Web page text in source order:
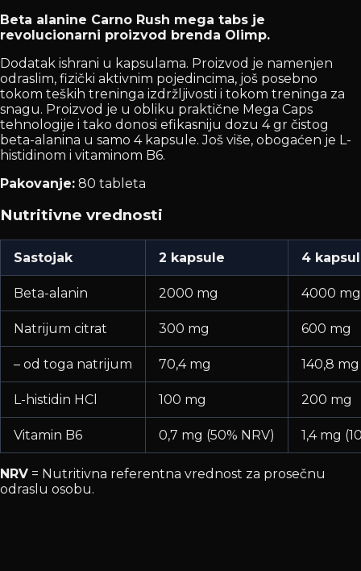
Beta alanine Carno Rush mega tabs je
revolucionarni proizvod brenda Olimp.
Dodatak ishrani u kapsulama. Proizvod je namenjen
odraslim, fizički aktivnim pojedincima, još posebno
tokom teških treninga izdržljivosti i tokom treninga za
snagu. Proizvod je u obliku praktične Mega Caps
tehnologije i tako donosi efikasniju dozu 4 gr čistog
beta-alanina u samo 4 kapsule. Još više, obogaćen je L-
histidinom i vitaminom B6.
Pakovanje: 80 tableta
Nutritivne vrednosti
Sastojak 2 kapsule 4
Beta-alanin 2000 mg 4000 mg
Natrijum citrat 300 mg 600 mg
– od toga natrijum 70,4 mg 140,8 mg
L-histidin HCl 100 mg 200 mg
Vitamin B6 0,7 mg (50% NRV) 1,4 mg
NRV = Nutritivna referentna vrednost za prosečnu
odraslu osobu.